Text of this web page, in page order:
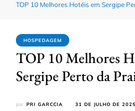
TOP 10 Melhores Hotéis em Sergipe
HOSPEDAGEM
TOP 10 Melhores
Sergipe Perto da
por PRI GARCCIA 31 DE JULHO DE 2025